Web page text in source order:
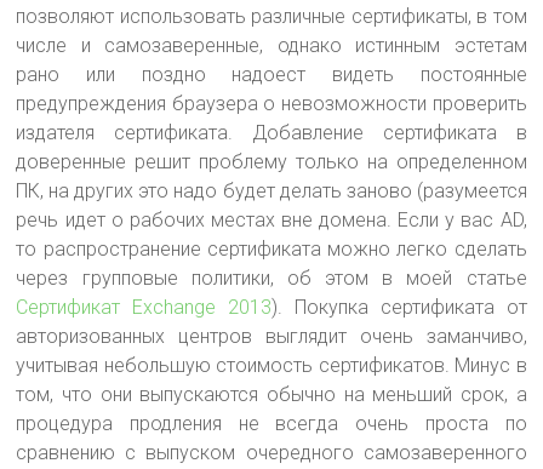
позволяют использовать различные сертификаты, в том
числе и самозаверенные, однако истинным эстетам
рано или поздно надоест видеть постоянные
предупреждения браузера о невозможности проверить
издателя сертификата. Добавление сертификата в
доверенные решит проблему только на определенном
ПК, на других это надо будет делать заново (разумеется
речь идет о рабочих местах вне домена. Если у вас AD,
то распространение сертификата можно легко сделать
через групповые политики, об этом в моей статье
Сертификат Exchange 2013). Покупка сертификата от
авторизованных центров выглядит очень заманчиво,
учитывая небольшую стоимость сертификатов. Минус в
том, что они выпускаются обычно на меньший срок, а
процедура продления не всегда очень проста по
сравнению с выпуском очередного самозаверенного